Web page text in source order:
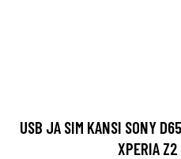
USB JA SIM KANSI SONY
XPERIA